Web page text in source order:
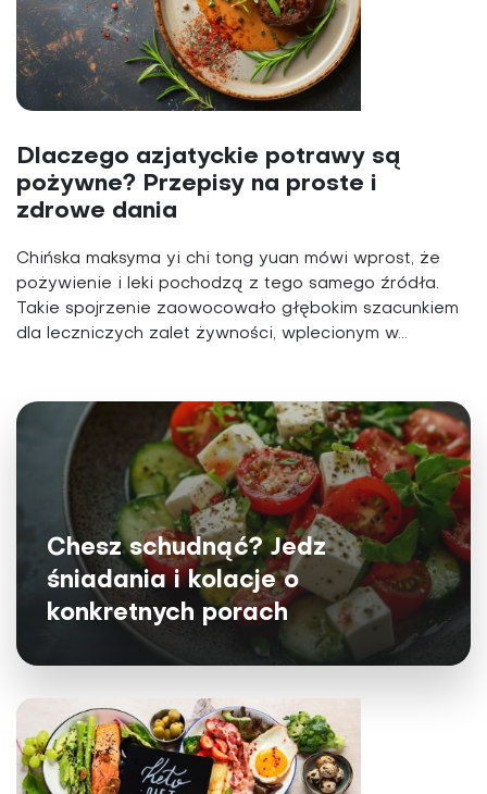
Dlaczego azjatyckie potrawy są
pożywne? Przepisy na proste i
zdrowe dania
Chińska maksyma yi chi tong yuan mówi wprost, że
pożywienie i leki pochodzą z tego samego źródła.
Takie spojrzenie zaowocowało głębokim szacunkiem
dla leczniczych zalet żywności, wplecionym w...
Chesz schudnąć? Jedz
śniadania i kolacje o
konkretnych porach